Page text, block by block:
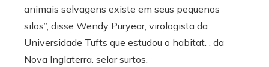
animais selvagens existe em seus pequenos
silos”, disse Wendy Puryear, virologista da
Universidade Tufts que estudou o habitat. . da
Nova Inglaterra. selar surtos.